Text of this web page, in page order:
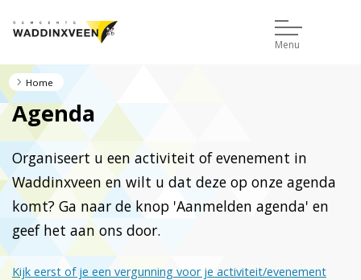
Menu
Home
Agenda
Organiseert u een activiteit of evenement in
Waddinxveen en wilt u dat deze op onze agenda
komt? Ga naar de knop 'Aanmelden agenda' en
geef het aan ons door.
Kijk eerst of je een vergunning voor je activiteit/evenement